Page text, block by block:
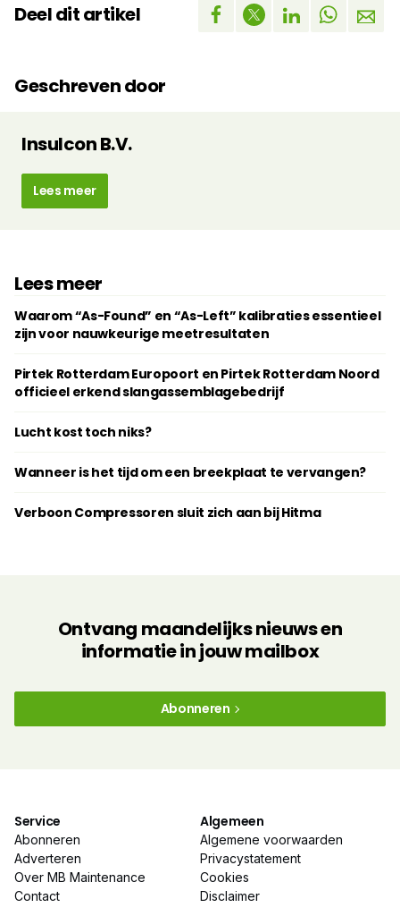
Deel dit artikel
Geschreven door
Insulcon B.V.
Lees meer
Lees meer
Waarom “As-Found” en “As-Left” kalibraties essentieel
zijn voor nauwkeurige meetresultaten
Pirtek Rotterdam Europoort en Pirtek Rotterdam Noord
officieel erkend slangassemblagebedrijf
Lucht kost toch niks?
Wanneer is het tijd om een breekplaat te vervangen?
Verboon Compressoren sluit zich aan bij Hitma
Ontvang maandelijks nieuws en
informatie in jouw mailbox
Abonneren
Service
Abonneren
Adverteren
Over MB Maintenance
Contact
Algemeen
Algemene voorwaarden
Privacystatement
Cookies
Disclaimer